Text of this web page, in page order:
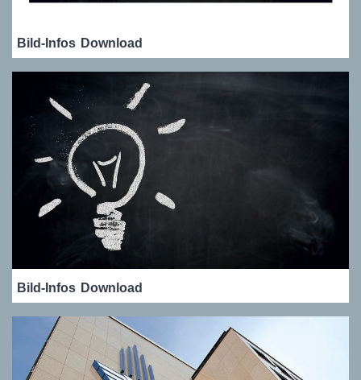
Bild-Infos Download
Bild-Infos Download